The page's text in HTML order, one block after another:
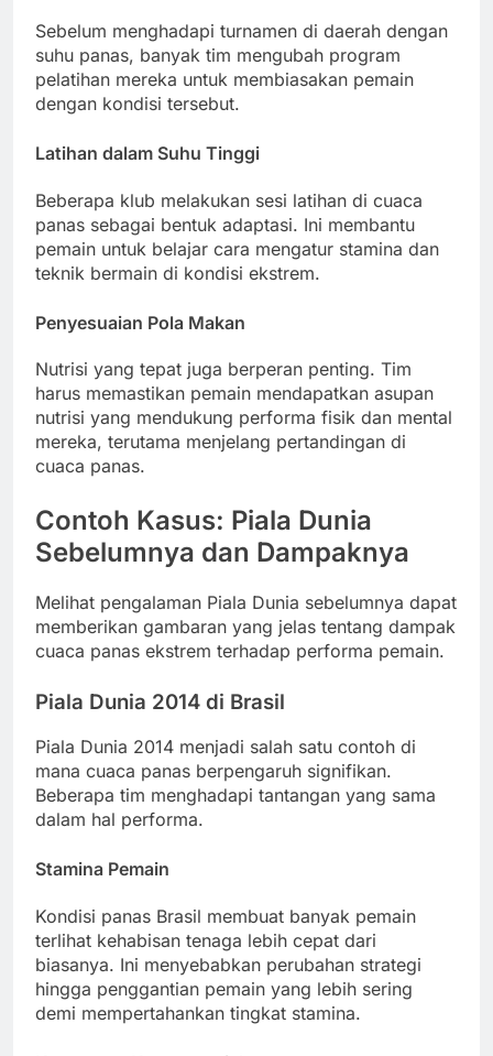
Sebelum menghadapi turnamen di daerah dengan
suhu panas, banyak tim mengubah program
pelatihan mereka untuk membiasakan pemain
dengan kondisi tersebut.
Latihan dalam Suhu Tinggi
Beberapa klub melakukan sesi latihan di cuaca
panas sebagai bentuk adaptasi. Ini membantu
pemain untuk belajar cara mengatur stamina dan
teknik bermain di kondisi ekstrem.
Penyesuaian Pola Makan
Nutrisi yang tepat juga berperan penting. Tim
harus memastikan pemain mendapatkan asupan
nutrisi yang mendukung performa fisik dan mental
mereka, terutama menjelang pertandingan di
cuaca panas.
Contoh Kasus: Piala Dunia
Sebelumnya dan Dampaknya
Melihat pengalaman Piala Dunia sebelumnya dapat
memberikan gambaran yang jelas tentang dampak
cuaca panas ekstrem terhadap performa pemain.
Piala Dunia 2014 di Brasil
Piala Dunia 2014 menjadi salah satu contoh di
mana cuaca panas berpengaruh signifikan.
Beberapa tim menghadapi tantangan yang sama
dalam hal performa.
Stamina Pemain
Kondisi panas Brasil membuat banyak pemain
terlihat kehabisan tenaga lebih cepat dari
biasanya. Ini menyebabkan perubahan strategi
hingga penggantian pemain yang lebih sering
demi mempertahankan tingkat stamina.